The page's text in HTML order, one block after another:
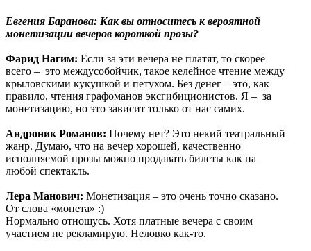
Евгения Баранова: Как вы относитесь к вероятной
монетизации вечеров короткой прозы?
Фарид Нагим: Если за эти вечера не платят, то скорее
всего – это междусобойчик, такое келейное чтение между
крыловскими кукушкой и петухом. Без денег – это, как
правило, чтения графоманов эксгибиционистов. Я – за
монетизацию, но это зависит только от нас самих.
Андроник Романов: Почему нет? Это некий театральный
жанр. Думаю, что на вечер хорошей, качественно
исполняемой прозы можно продавать билеты как на
любой спектакль.
Лера Манович: Монетизация – это очень точно сказано.
От слова «монета» :)
Нормально отношусь. Хотя платные вечера c своим
участием не рекламирую. Неловко как-то.